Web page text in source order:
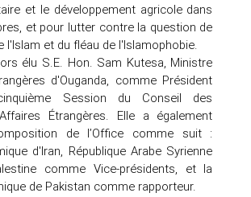
et le développement agricole dans
et pour lutter contre la question de
l'Islam et du fléau de l'Islamophobie.
élu S.E. Hon. Sam Kutesa, Ministre
d'Ouganda, comme Président
Session du Conseil des
Étrangères. Elle a également
de l’Office comme suit :
d'Iran, République Arabe Syrienne
comme Vice-présidents, et la
de Pakistan comme rapporteur.